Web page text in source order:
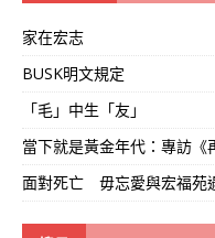
家在宏志
BUSK明文規定
「毛」中生「友」
當下就是黃金年代：專訪
面對死亡 毋忘愛與宏福苑